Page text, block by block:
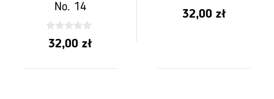
No. 14
0
z32,00 zł
0
z32,00 zł